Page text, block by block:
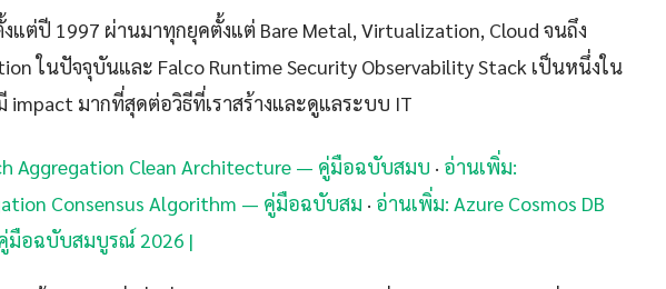
แต่ปี 1997 ผ่านมาทุกยุคตั้งแต่ Bare Metal, Virtualization, Cloud จนถึง
ในปัจจุบันและ Falco Runtime Security Observability Stack เป็นหนึ่งใน
impact มากที่สุดต่อวิธีที่เราสร้างและดูแลระบบ IT
Aggregation Clean Architecture — คู่มือฉบับสมบ · อ่านเพิ่ม:
Consensus Algorithm — คู่มือฉบับสม · อ่านเพิ่ม: Azure Cosmos DB
มือฉบับสมบูรณ์ 2026 |